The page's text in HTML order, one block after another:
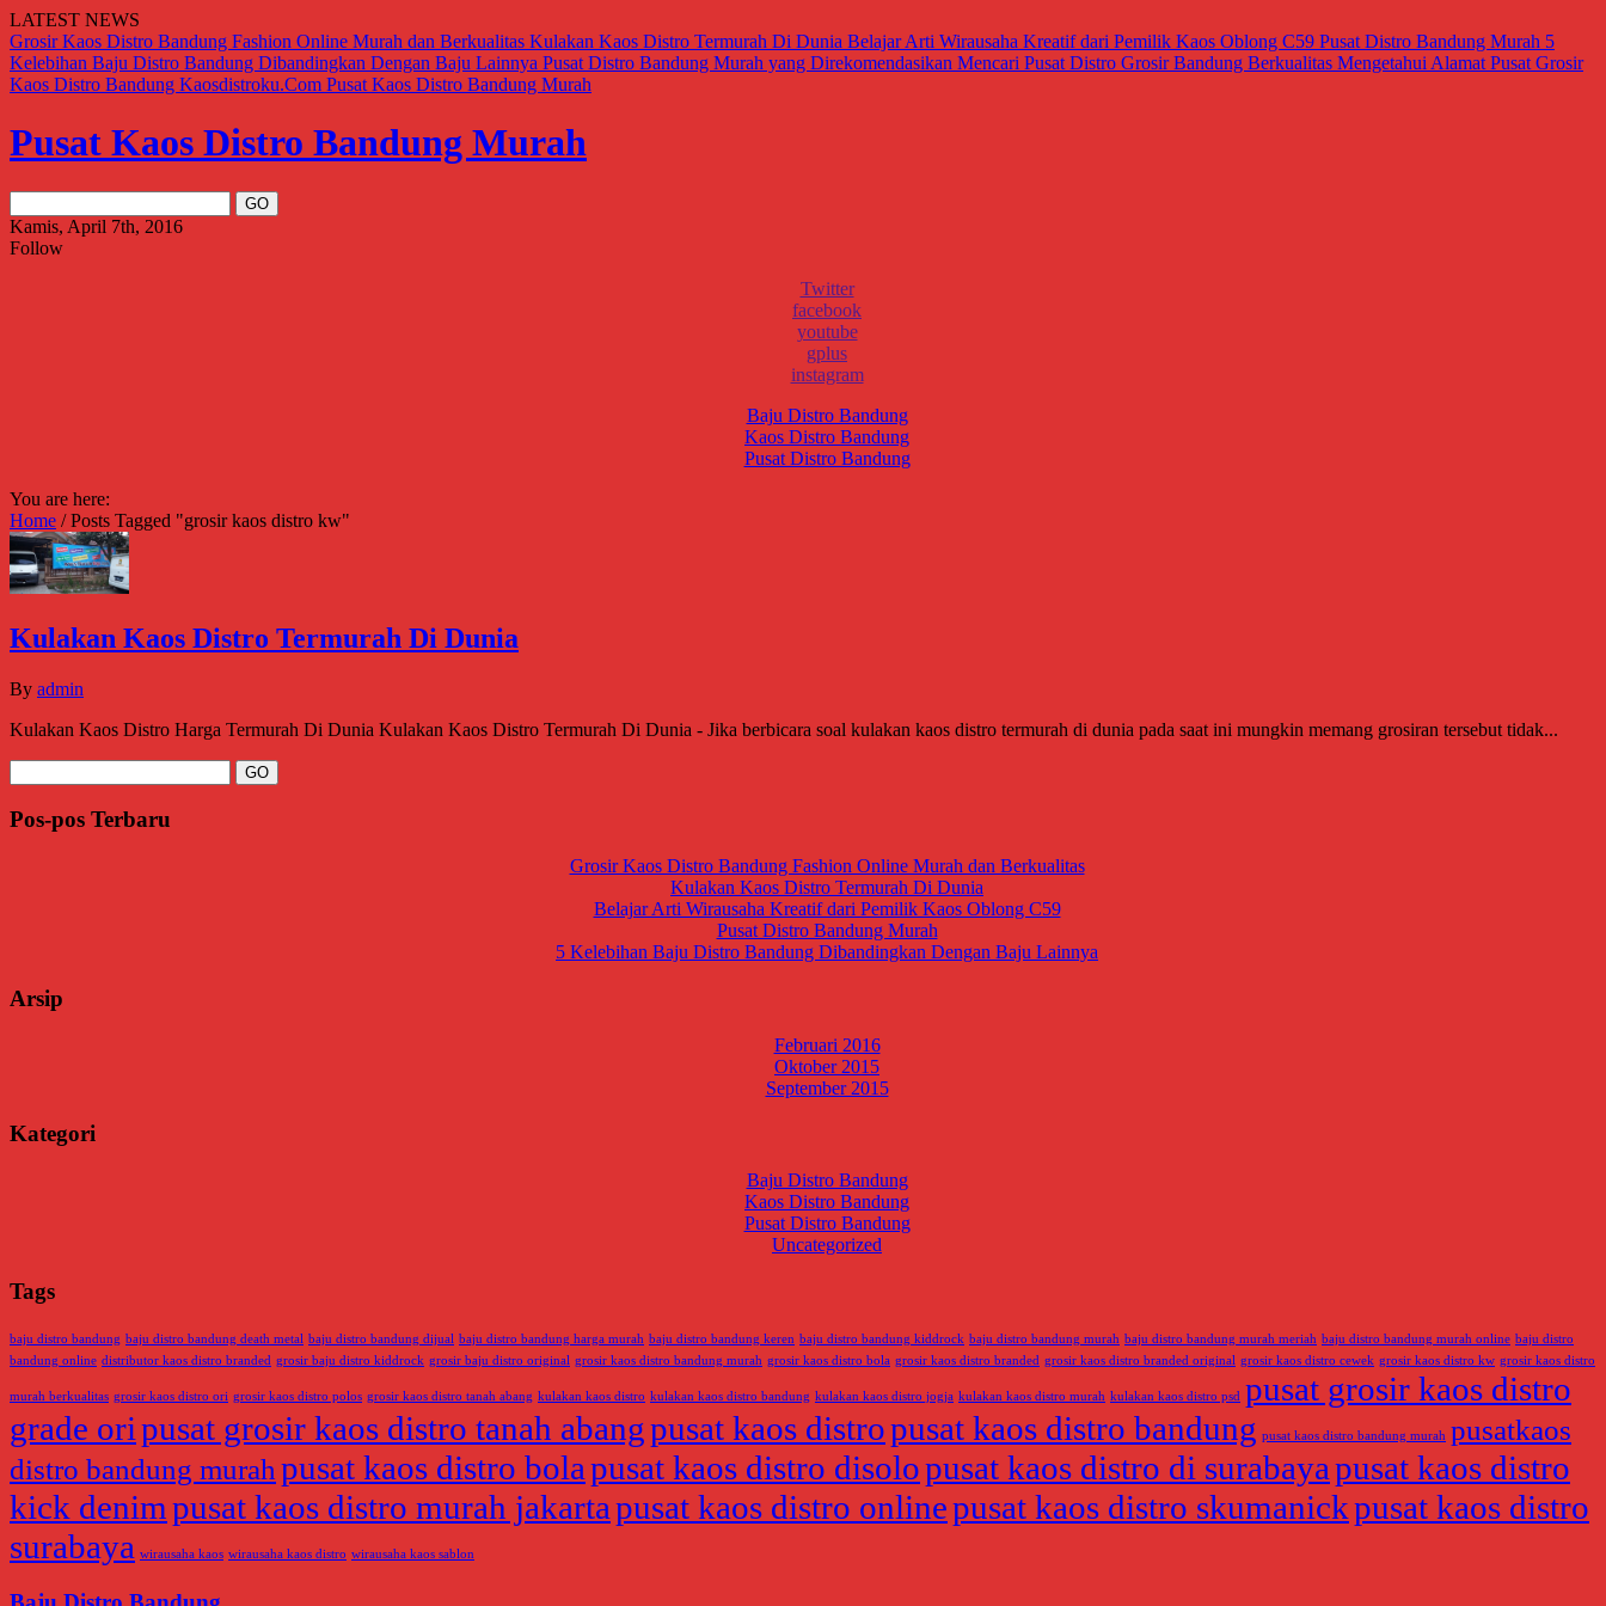
LATEST NEWS
Grosir Kaos Distro Bandung Fashion Online Murah dan Berkualitas Kulakan Kaos Distro Termurah Di Dunia Belajar Arti Wirausaha Kreatif dari Pemilik Kaos Oblong C59 Pusat Distro Bandung Murah 5
Kelebihan Baju Distro Bandung Dibandingkan Dengan Baju Lainnya Pusat Distro Bandung Murah yang Direkomendasikan Mencari Pusat Distro Grosir Bandung Berkualitas Mengetahui Alamat Pusat Grosir
Kaos Distro Bandung Kaosdistroku.Com Pusat Kaos Distro Bandung Murah
Pusat Kaos Distro Bandung Murah
Kamis, April 7th, 2016
Follow
Twitter
facebook
youtube
gplus
instagram
Baju Distro Bandung
Kaos Distro Bandung
Pusat Distro Bandung
You are here:
Home /Posts Tagged "grosir kaos distro kw"
Kulakan Kaos Distro Termurah Di Dunia
By admin
Kulakan Kaos Distro Harga Termurah Di Dunia Kulakan Kaos Distro Termurah Di Dunia - Jika berbicara soal kulakan kaos distro termurah di dunia pada saat ini mungkin memang grosiran tersebut tidak...
Pos-pos Terbaru
Grosir Kaos Distro Bandung Fashion Online Murah dan Berkualitas
Kulakan Kaos Distro Termurah Di Dunia
Belajar Arti Wirausaha Kreatif dari Pemilik Kaos Oblong C59
Pusat Distro Bandung Murah
5 Kelebihan Baju Distro Bandung Dibandingkan Dengan Baju Lainnya
Arsip
Februari 2016
Oktober 2015
September 2015
Kategori
Baju Distro Bandung
Kaos Distro Bandung
Pusat Distro Bandung
Uncategorized
Tags
baju distro bandung baju distro bandung death metal baju distro bandung dijual baju distro bandung harga murah baju distro bandung keren baju distro bandung kiddrock baju distro bandung murah baju distro bandung murah meriah baju distro bandung murah online baju distro
bandung online distributor kaos distro branded grosir baju distro kiddrock grosir baju distro original grosir kaos distro bandung murah grosir kaos distro bola grosir kaos distro branded grosir kaos distro branded original grosir kaos distro cewek grosir kaos distro kw grosir kaos distro
murah berkualitas grosir kaos distro ori grosir kaos distro polos grosir kaos distro tanah abang kulakan kaos distro kulakan kaos distro bandung kulakan kaos distro jogja kulakan kaos distro murah kulakan kaos distro psd pusat grosir kaos distro
grade oripusat grosir kaos distro tanah abangpusat kaos distropusat kaos distro bandung pusat kaos distro bandung murah pusatkaos
distro bandung murahpusat kaos distro bolapusat kaos distro disolopusat kaos distro di surabayapusat kaos distro
kick denimpusat kaos distro murah jakartapusat kaos distro onlinepusat kaos distro skumanickpusat kaos distro
surabaya wirausaha kaos wirausaha kaos distro wirausaha kaos sablon